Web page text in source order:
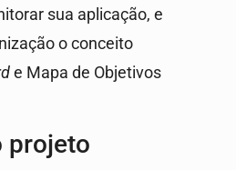
sua aplicação, e
o conceito
e Mapa de Objetivos
projeto